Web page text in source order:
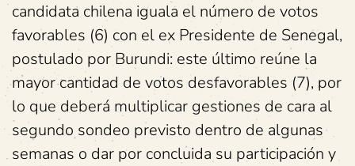
candidata chilena iguala el número de votos
favorables (6) con el ex Presidente de Senegal,
postulado por Burundi: este último reúne la
mayor cantidad de votos desfavorables (7), por
lo que deberá multiplicar gestiones de cara al
segundo sondeo previsto dentro de algunas
semanas o dar por concluida su participación y